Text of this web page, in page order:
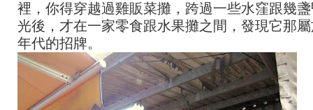
裡，你得穿越過雞販菜攤，跨過一些水窪跟幾
光後，才在一家零食跟水果攤之間，發現它那
年代的招牌。